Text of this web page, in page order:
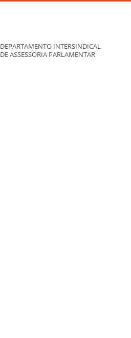
DEPARTAMENTO INTERSINDICAL
DE ASSESSORIA PARLAMENTAR